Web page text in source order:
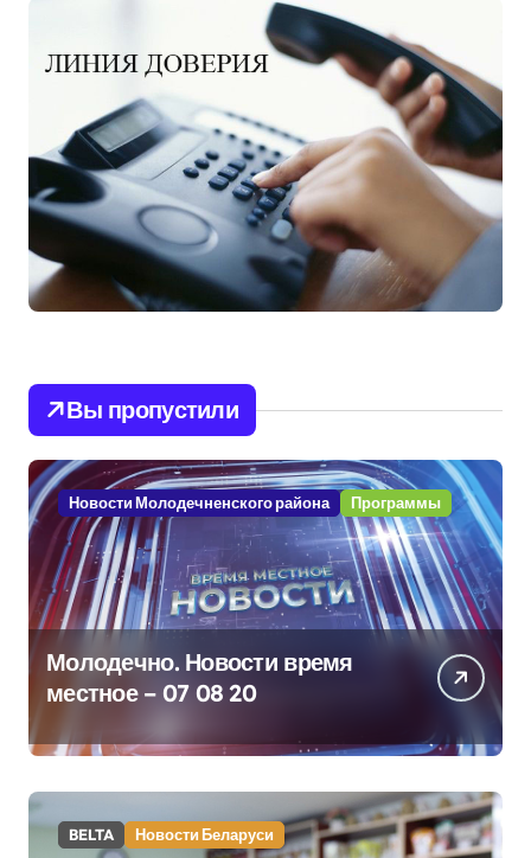
Вы пропустили
Новости Молодечненского района Программы
Молодечно. Новости время
местное – 07 08 20
BELTA Новости Беларуси